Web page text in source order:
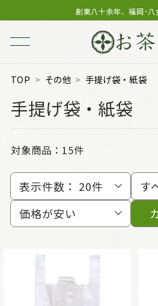
創業八十余年、福岡･八
TOP その他 手提げ袋・紙袋
手提げ袋・紙袋
対象商品： 15件
表示件数： 20件
す
価格が安い